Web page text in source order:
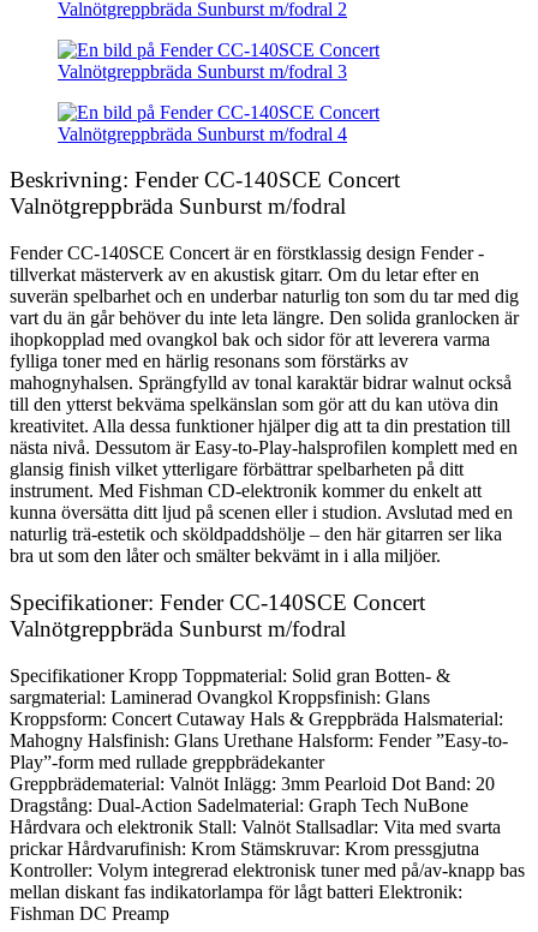
Beskrivning: Fender CC-140SCE Concert
Valnötgreppbräda Sunburst m/fodral
Fender CC-140SCE Concert är en förstklassig design Fender -
tillverkat mästerverk av en akustisk gitarr. Om du letar efter en
suverän spelbarhet och en underbar naturlig ton som du tar med dig
vart du än går behöver du inte leta längre. Den solida granlocken är
ihopkopplad med ovangkol bak och sidor för att leverera varma
fylliga toner med en härlig resonans som förstärks av
mahognyhalsen. Sprängfylld av tonal karaktär bidrar walnut också
till den ytterst bekväma spelkänslan som gör att du kan utöva din
kreativitet. Alla dessa funktioner hjälper dig att ta din prestation till
nästa nivå. Dessutom är Easy-to-Play-halsprofilen komplett med en
glansig finish vilket ytterligare förbättrar spelbarheten på ditt
instrument. Med Fishman CD-elektronik kommer du enkelt att
kunna översätta ditt ljud på scenen eller i studion. Avslutad med en
naturlig trä-estetik och sköldpaddshölje – den här gitarren ser lika
bra ut som den låter och smälter bekvämt in i alla miljöer.
Specifikationer: Fender CC-140SCE Concert
Valnötgreppbräda Sunburst m/fodral
Specifikationer Kropp Toppmaterial: Solid gran Botten- &
sargmaterial: Laminerad Ovangkol Kroppsfinish: Glans
Kroppsform: Concert Cutaway Hals & Greppbräda Halsmaterial:
Mahogny Halsfinish: Glans Urethane Halsform: Fender ”Easy-to-
Play”-form med rullade greppbrädekanter
Greppbrädematerial: Valnöt Inlägg: 3mm Pearloid Dot Band: 20
Dragstång: Dual-Action Sadelmaterial: Graph Tech NuBone
Hårdvara och elektronik Stall: Valnöt Stallsadlar: Vita med svarta
prickar Hårdvarufinish: Krom Stämskruvar: Krom pressgjutna
Kontroller: Volym integrerad elektronisk tuner med på/av-knapp bas
mellan diskant fas indikatorlampa för lågt batteri Elektronik:
Fishman DC Preamp